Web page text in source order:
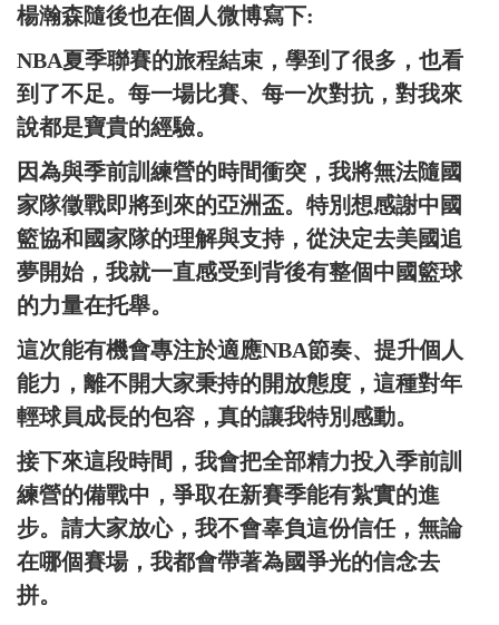
楊瀚森隨後也在個人微博寫下:
NBA夏季聯賽的旅程結束，學到了很多，也看
到了不足。每一場比賽、每一次對抗，對我來
說都是寶貴的經驗。
因為與季前訓練營的時間衝突，我將無法隨國
家隊徵戰即將到來的亞洲盃。特別想感謝中國
籃協和國家隊的理解與支持，從決定去美國追
夢開始，我就一直感受到背後有整個中國籃球
的力量在托舉。
這次能有機會專注於適應NBA節奏、提升個人
能力，離不開大家秉持的開放態度，這種對年
輕球員成長的包容，真的讓我特別感動。
接下來這段時間，我會把全部精力投入季前訓
練營的備戰中，爭取在新賽季能有紮實的進
步。請大家放心，我不會辜負這份信任，無論
在哪個賽場，我都會帶著為國爭光的信念去
拼。